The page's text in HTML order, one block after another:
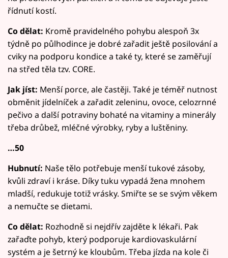
řídnutí kostí.
Co dělat: Kromě pravidelného pohybu alespoň 3x
týdně po půlhodince je dobré zařadit ještě posilování a
cviky na podporu kondice a také ty, které se zaměřují
na střed těla tzv. CORE.
Jak jíst: Menší porce, ale častěji. Také je téměř nutnost
obměnit jídelníček a zařadit zeleninu, ovoce, celozrnné
pečivo a další potraviny bohaté na vitaminy a minerály
třeba drůbež, mléčné výrobky, ryby a luštěniny.
…50
Hubnutí: Naše tělo potřebuje menší tukové zásoby,
kvůli zdraví i kráse. Díky tuku vypadá žena mnohem
mladší, redukuje totiž vrásky. Smiřte se se svým věkem
a nemučte se dietami.
Co dělat: Rozhodně si nejdřív zajděte k lékaři. Pak
zařaďte pohyb, který podporuje kardiovaskulární
systém a je šetrný ke kloubům. Třeba jízda na kole či